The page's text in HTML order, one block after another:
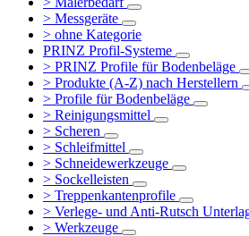
> Messgeräte
> ohne Kategorie
PRINZ Profil-Systeme
> PRINZ Profile für Bodenbeläge
> Produkte (A-Z) nach Herstellern
> Profile für Bodenbeläge
> Reinigungsmittel
> Scheren
> Schleifmittel
> Schneidewerkzeuge
> Sockelleisten
> Treppenkantenprofile
> Verlege- und Anti-Rutsch
> Werkzeuge